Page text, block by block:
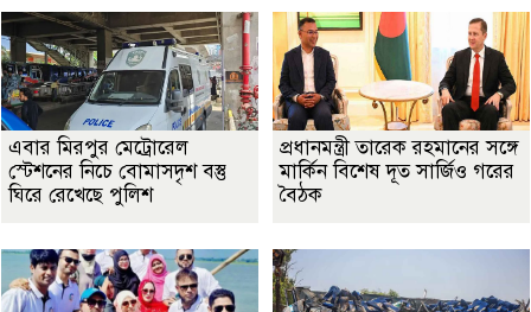
এবার মিরপুর মেট্রোরেল
স্টেশনের নিচে বোমাসদৃশ বস্তু
ঘিরে রেখেছে পুলিশ
প্রধানমন্ত্রী তারেক রহমানের সঙ্গে
মার্কিন বিশেষ দূত সার্জিও গরের
বৈঠক